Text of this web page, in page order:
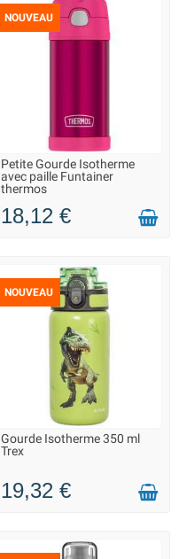
NOUVEAU
LIVRAISON 2 À 3 JOURS
Petite Gourde Isotherme
avec paille Funtainer
thermos
18,12 €
NOUVEAU
LIVRAISON 2 À 3 JOURS
Gourde Isotherme 350 ml
Trex
19,32 €